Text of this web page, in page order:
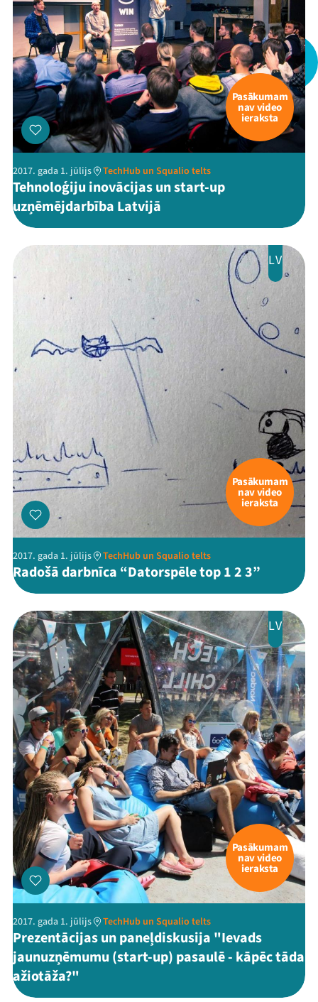
Mana programma
Festivāls
Programma
Arhīvs
Pasākumam
nav video
ieraksta
2017. gada 1. jūlijs TechHub un Squalio telts
Tehnoloģiju inovācijas un start-up
uzņēmējdarbība Latvijā
LV
Pasākumam
nav video
ieraksta
2017. gada 1. jūlijs TechHub un Squalio telts
Radošā darbnīca “Datorspēle top 1 2 3”
LV
Pasākumam
nav video
ieraksta
2017. gada 1. jūlijs TechHub un Squalio telts
Prezentācijas un paneļdiskusija "Ievads
jaunuzņēmumu (start-up) pasaulē - kāpēc tāda
ažiotāža?"